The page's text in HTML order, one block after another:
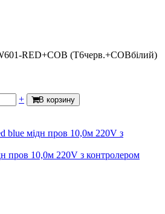
RED+COB (T6черв.+COBбілий)
+ В корзину
пров 10,0м 220V з контролером